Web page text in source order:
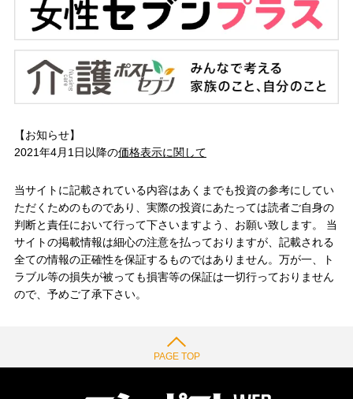
【お知らせ】
2021年4月1日以降の価格表示に関して
当サイトに記載されている内容はあくまでも投資の参考にしてい
ただくためのものであり、実際の投資にあたっては読者ご自身の
判断と責任において行って下さいますよう、お願い致します。 当
サイトの掲載情報は細心の注意を払っておりますが、記載される
全ての情報の正確性を保証するものではありません。万が一、ト
ラブル等の損失が被っても損害等の保証は一切行っておりません
ので、予めご了承下さい。
PAGE TOP